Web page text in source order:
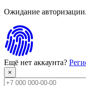
Ожидание
Ещё нет аккаунта?
×